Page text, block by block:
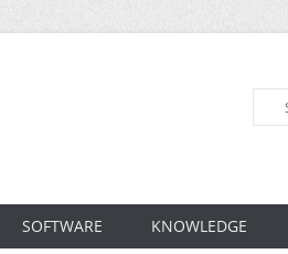
索
SOFTWARE KNOWLEDGE